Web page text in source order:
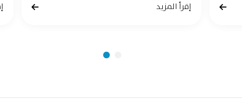
إقرأ المزيد